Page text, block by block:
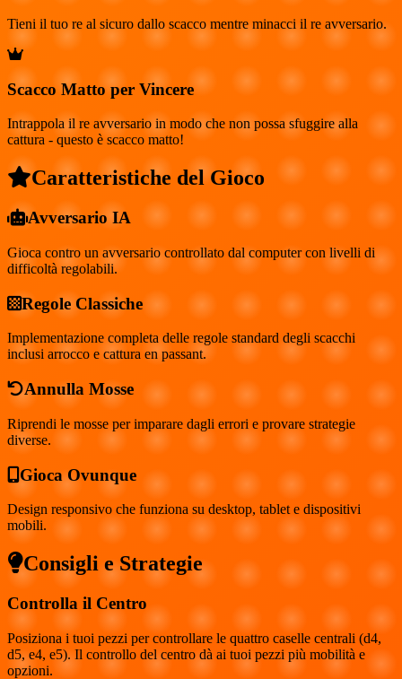
Tieni il tuo re al sicuro dallo scacco mentre minacci il re avversario.
Scacco Matto per Vincere
Intrappola il re avversario in modo che non possa sfuggire alla
cattura - questo è scacco matto!
Caratteristiche del Gioco
Avversario IA
Gioca contro un avversario controllato dal computer con livelli di
difficoltà regolabili.
Regole Classiche
Implementazione completa delle regole standard degli scacchi
inclusi arrocco e cattura en passant.
Annulla Mosse
Riprendi le mosse per imparare dagli errori e provare strategie
diverse.
Gioca Ovunque
Design responsivo che funziona su desktop, tablet e dispositivi
mobili.
Consigli e Strategie
Controlla il Centro
Posiziona i tuoi pezzi per controllare le quattro caselle centrali (d4,
d5, e4, e5). Il controllo del centro dà ai tuoi pezzi più mobilità e
opzioni.